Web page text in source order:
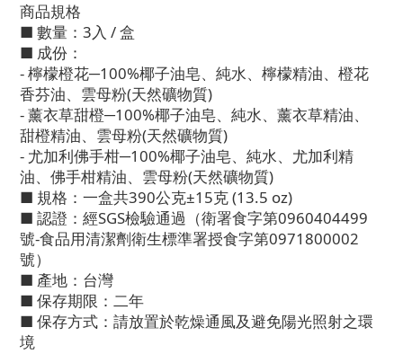
商品規格
■ 數量：3入 / 盒
■ 成份：
- 檸檬橙花─100%椰子油皂、純水、檸檬精油、橙花
香芬油、雲母粉(天然礦物質)
- 薰衣草甜橙─100%椰子油皂、純水、薰衣草精油、
甜橙精油、雲母粉(天然礦物質)
- 尤加利佛手柑─100%椰子油皂、純水、尤加利精
油、佛手柑精油、雲母粉(天然礦物質)
■ 規格：一盒共390公克±15克 (13.5 oz)
■ 認證：經SGS檢驗通過（衛署食字第0960404499
號-食品用清潔劑衛生標準署授食字第0971800002
號）
■ 產地：台灣
■ 保存期限：二年
■ 保存方式：請放置於乾燥通風及避免陽光照射之環
境